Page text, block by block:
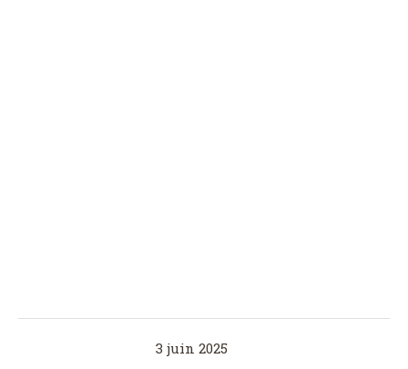
3 juin 2025